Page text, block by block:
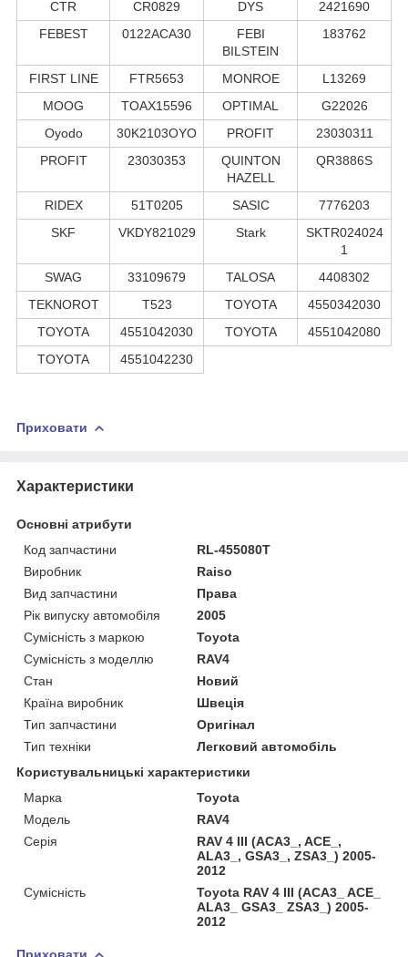
CTR
CR0829 DYS
2421690
FEBEST
0122ACA30
FEBI
BILSTEIN
183762
FIRST LINE FTR5653 MONROE
L13269
MOOG
TOAX15596 OPTIMAL
G22026
Oyodo
30K2103OYO PROFIT
23030311
PROFIT
23030353
QUINTON
HAZELL
QR3886S
RIDEX 51T0205 SASIC
7776203
SKF
VKDY821029 Stark
SKTR024024
1
SWAG
33109679 TALOSA
4408302
TEKNOROT
T523 TOYOTA
4550342030
TOYOTA
4551042030 TOYOTA
4551042080
TOYOTA
4551042230
Приховати
Характеристики
Основні атрибути
Код запчастини
RL-455080T
Виробник
Raiso
Вид запчастини
Права
Рік випуску автомобіля
2005
Сумісність з маркою
Toyota
Сумісність з моделлю
RAV4
Стан
Новий
Країна виробник
Швеція
Тип запчастини
Оригінал
Тип техніки
Легковий автомобіль
Користувальницькі характеристики
Марка
Toyota
Мoдель
RAV4
Серія
RAV 4 III (ACA3_, ACE_,
ALA3_, GSA3_, ZSA3_) 2005-
2012
Сумісність
Toyota RAV 4 III (ACA3_ ACE_
ALA3_ GSA3_ ZSA3_) 2005-
2012
Приховати